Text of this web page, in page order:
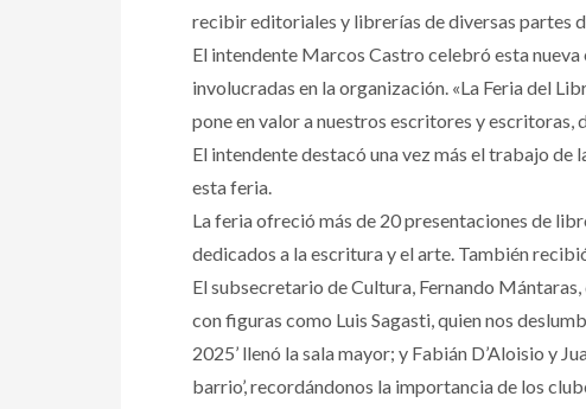
recibir editoriales y librerías de diversas partes
El intendente Marcos Castro celebró esta
involucradas en la organización. «La Feria del
pone en valor a nuestros escritores y escritoras,
El intendente destacó una vez más el trabajo
esta feria.
La feria ofreció más de 20 presentaciones de
dedicados a la escritura y el arte. También
El subsecretario de Cultura, Fernando
con figuras como Luis Sagasti, quien nos
2025’ llenó la sala mayor; y Fabián D’Aloisio y
barrio’, recordándonos la importancia de los